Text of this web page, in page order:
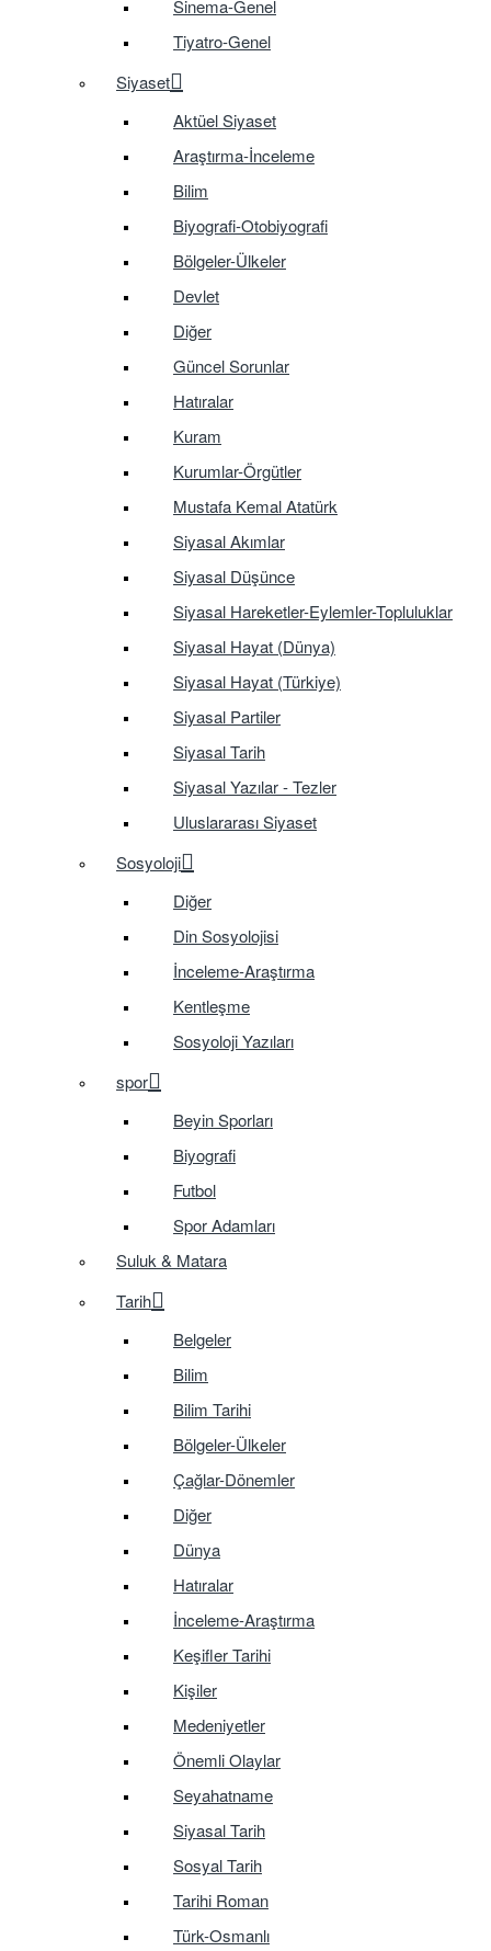
Sinema-Genel
Tiyatro-Genel
Siyaset
Aktüel Siyaset
Araştırma-İnceleme
Bilim
Biyografi-Otobiyografi
Bölgeler-Ülkeler
Devlet
Diğer
Güncel Sorunlar
Hatıralar
Kuram
Kurumlar-Örgütler
Mustafa Kemal Atatürk
Siyasal Akımlar
Siyasal Düşünce
Siyasal Hareketler-Eylemler-Topluluklar
Siyasal Hayat (Dünya)
Siyasal Hayat (Türkiye)
Siyasal Partiler
Siyasal Tarih
Siyasal Yazılar - Tezler
Uluslararası Siyaset
Sosyoloji
Diğer
Din Sosyolojisi
İnceleme-Araştırma
Kentleşme
Sosyoloji Yazıları
spor
Beyin Sporları
Biyografi
Futbol
Spor Adamları
Suluk & Matara
Tarih
Belgeler
Bilim
Bilim Tarihi
Bölgeler-Ülkeler
Çağlar-Dönemler
Diğer
Dünya
Hatıralar
İnceleme-Araştırma
Keşifler Tarihi
Kişiler
Medeniyetler
Önemli Olaylar
Seyahatname
Siyasal Tarih
Sosyal Tarih
Tarihi Roman
Türk-Osmanlı